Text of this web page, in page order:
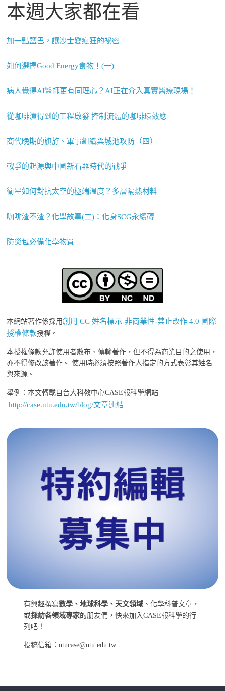
本週大家都在看
加一點鹽巴，讓沙士變瘋狂的祕密
如何選擇Good Energy食物！(一)
病人覺得AI醫師更有同理心？AI正在介入真實醫療現場！
從咖啡漬得到的工程啟發 控制流體的咖啡環效應
商代晚期的旗斿、軍事組織與城池攻防（四）
戰爭的起源與中國新石器時代的戰爭
衛星如何對抗太空的極端溫度？多層隔熱材料
咖啡渣不渣？化學故事(二)：化身SCG永續磚
防災包必備化學物質
本網站著作係採用創用 CC 姓名標示-非商業性-禁止改作 4.0 國際
授權條款授權。
本授權條款允許使用者散布、傳輸著作，但不得為商業目的之使用，
亦不得修改該著作。 使用時必須按照著作人指定的方式表彰其姓名
與來源。
舉例：本文轉載自台大科教中心CASE報科學網站
http://case.ntu.edu.tw/blog/文章連結
有興趣撰寫數學、地球科學、天文領域 、化學科普文章，
或採訪各領域專家的朋友們，快來加入CASE報科學的行
列吧！
投稿信箱：ntucase@ntu.edu.tw